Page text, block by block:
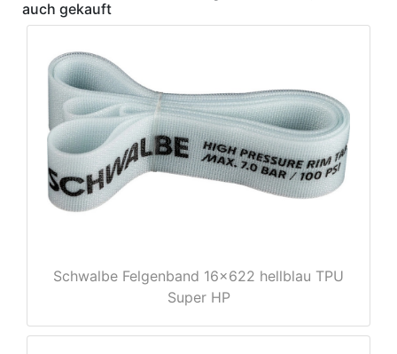
auch gekauft
Schwalbe Felgenband 16x622 hellblau TPU
Super HP